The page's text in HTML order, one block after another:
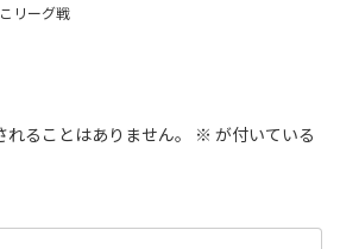
リーグ戦
ることはありません。 ※ が付いている